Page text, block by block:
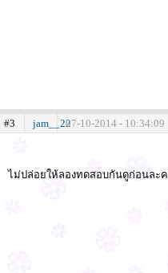
#3 jam__2207-10-2014 - 10:34:09
ไม่ปล่อยให้ลองทดสอบกันดูก่อนละ